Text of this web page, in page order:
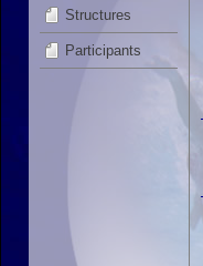
Structures
Participants